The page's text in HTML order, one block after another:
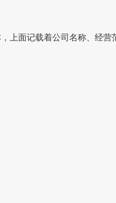
上面记载着公司名称、经营